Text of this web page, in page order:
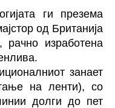
ги презема
од Британија
рачно изработена
занает
на ленти), со
долги до пет